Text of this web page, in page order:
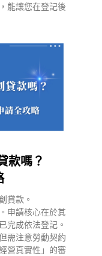
能讓您在登記後
款嗎？
貸款。
申請核心在於其
完成依法登記。
需注意勞動契約
營真實性」的審